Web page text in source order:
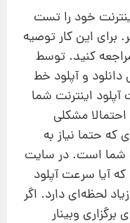
خود را تست
برای این کار توصیه
کنید. توسط
و آپلود خط
اینترنت شما
مشکلی
که حتما نیاز به
شما است. در سایت
آیا سرعت آپلود
لحظه‌ای دارد. اگر
برگزاری وبینار